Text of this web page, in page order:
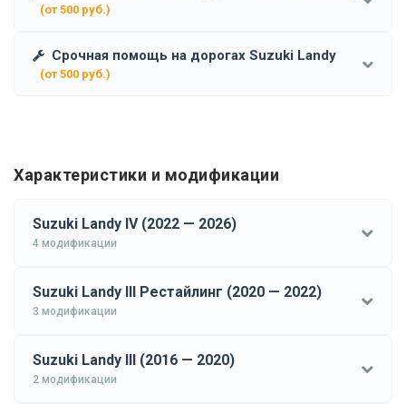
(от 500 руб.)
Срочная помощь на дорогах Suzuki Landy
(от 500 руб.)
Характеристики и модификации
Suzuki Landy IV (2022 — 2026)
4 модификации
Suzuki Landy III Рестайлинг (2020 — 2022)
3 модификации
Suzuki Landy III (2016 — 2020)
2 модификации